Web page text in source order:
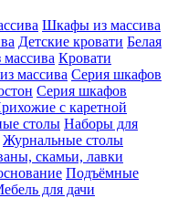
Шкафы из массива
Детские кровати Белая
Кровати
массива Серия шкафов
Серия шкафов
с каретной
столы Наборы для
Журнальные столы
скамьи, лавки
Подъёмные
для дачи